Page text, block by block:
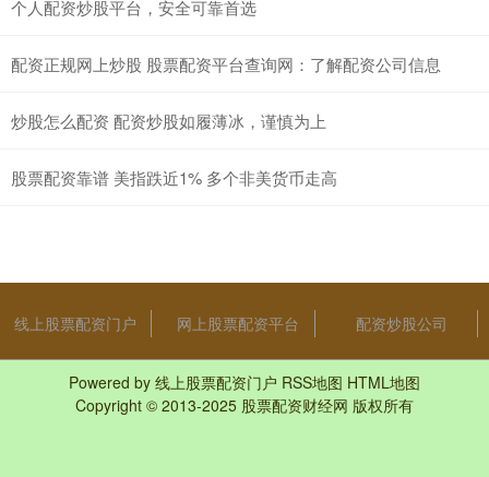
个人配资炒股平台，安全可靠首选
配资正规网上炒股 股票配资平台查询网：了解配资公司信息
炒股怎么配资 配资炒股如履薄冰，谨慎为上
股票配资靠谱 美指跌近1% 多个非美货币走高
线上股票配资门户 网上股票配资平台 配资炒股公司
Powered by 线上股票配资门户 RSS地图 HTML地图
Copyright © 2013-2025 股票配资财经网 版权所有